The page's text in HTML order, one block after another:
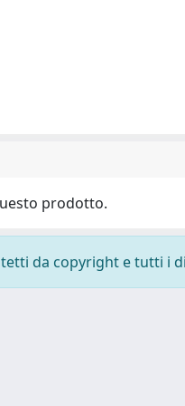
prodotto.
da copyright e tutti i